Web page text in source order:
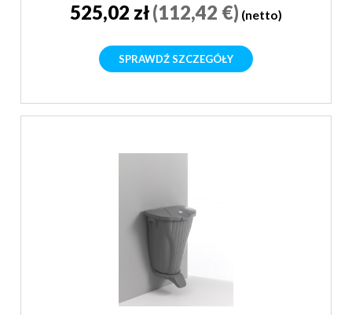
525,02 zł(112,42 €) (netto)
SPRAWDŹ SZCZEGÓŁY